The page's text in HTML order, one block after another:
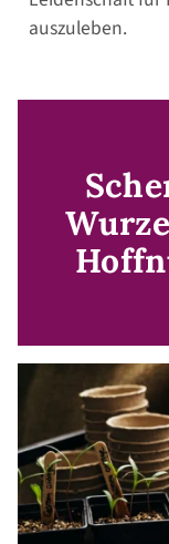
auszuleben.